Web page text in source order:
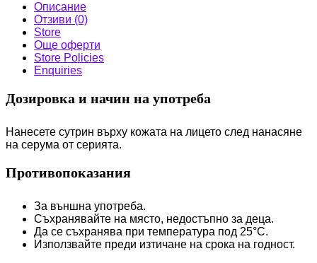
Описание
Отзиви (0)
Store
Още оферти
Store Policies
Enquiries
Дозировка и начин на употреба
Нанесете сутрин върху кожата на лицето след нанасяне
на серума от серията.
Противопоказания
За външна употреба.
Съхранявайте на място, недостъпно за деца.
Да се съхранява при температура под 25°С.
Използвайте преди изтичане на срока на годност.